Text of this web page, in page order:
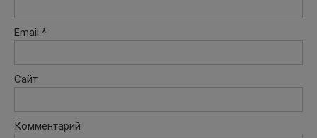
Email *
Сайт
Комментарий